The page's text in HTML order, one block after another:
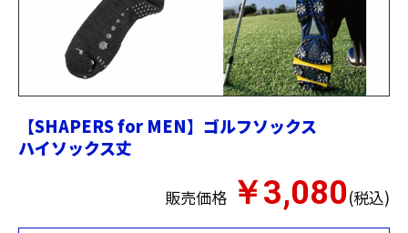
【SHAPERS for MEN】ゴルフソックス
ハイソックス丈
販売価格 ￥3,080(税込)